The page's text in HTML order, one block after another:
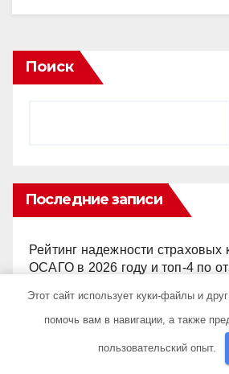
Поиск
Последние записи
Рейтинг надежности страховых
ОСАГО в 2026 году и топ-4 по
при многоканальной атрибуции
Этот сайт использует куки-файлы и
помочь вам в навигации, а также
пользовательский опыт.